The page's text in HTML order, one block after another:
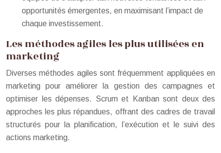
opportunités émergentes, en maximisant l’impact de
chaque investissement.
Les méthodes agiles les plus utilisées en
marketing
Diverses méthodes agiles sont fréquemment appliquées en
marketing pour améliorer la gestion des campagnes et
optimiser les dépenses. Scrum et Kanban sont deux des
approches les plus répandues, offrant des cadres de travail
structurés pour la planification, l’exécution et le suivi des
actions marketing.